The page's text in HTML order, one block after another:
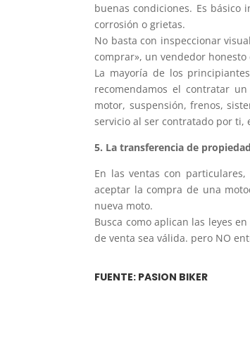
buenas condiciones. Es básico
corrosión o grietas.
No basta con inspeccionar
comprar», un vendedor
La mayoría de los
recomendamos el contratar
motor, suspensión, frenos,
servicio al ser contratado por ti,
5. La transferencia de propiedad
En las ventas con
aceptar la compra de una
nueva moto.
Busca como aplican las leyes
de venta sea válida. pero NO
FUENTE: PASION BIKER